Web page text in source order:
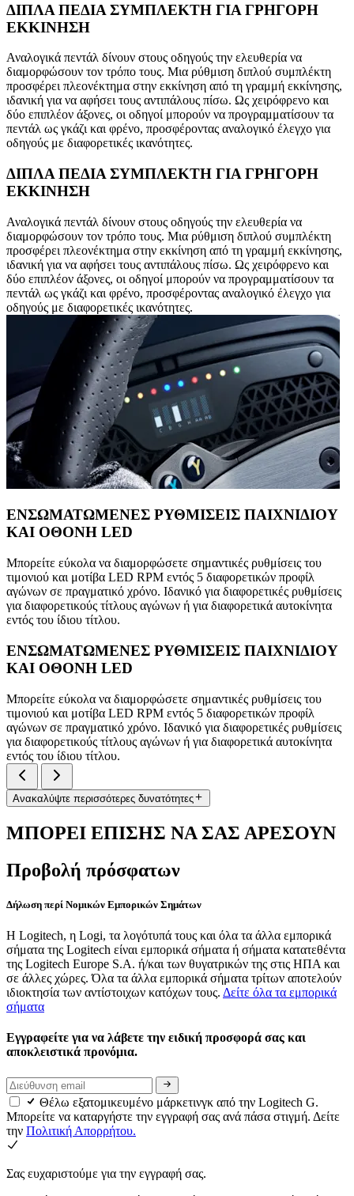
ΔΙΠΛΑ ΠΕΔΙΑ ΣΥΜΠΛΕΚΤΗ ΓΙΑ ΓΡΗΓΟΡΗ
ΕΚΚΙΝΗΣΗ
Αναλογικά πεντάλ δίνουν στους οδηγούς την ελευθερία να
διαμορφώσουν τον τρόπο τους. Μια ρύθμιση διπλού συμπλέκτη
προσφέρει πλεονέκτημα στην εκκίνηση από τη γραμμή εκκίνησης,
ιδανική για να αφήσει τους αντιπάλους πίσω. Ως χειρόφρενο και
δύο επιπλέον άξονες, οι οδηγοί μπορούν να προγραμματίσουν τα
πεντάλ ως γκάζι και φρένο, προσφέροντας αναλογικό έλεγχο για
οδηγούς με διαφορετικές ικανότητες.
ΔΙΠΛΑ ΠΕΔΙΑ ΣΥΜΠΛΕΚΤΗ ΓΙΑ ΓΡΗΓΟΡΗ
ΕΚΚΙΝΗΣΗ
Αναλογικά πεντάλ δίνουν στους οδηγούς την ελευθερία να
διαμορφώσουν τον τρόπο τους. Μια ρύθμιση διπλού συμπλέκτη
προσφέρει πλεονέκτημα στην εκκίνηση από τη γραμμή εκκίνησης,
ιδανική για να αφήσει τους αντιπάλους πίσω. Ως χειρόφρενο και
δύο επιπλέον άξονες, οι οδηγοί μπορούν να προγραμματίσουν τα
πεντάλ ως γκάζι και φρένο, προσφέροντας αναλογικό έλεγχο για
οδηγούς με διαφορετικές ικανότητες.
ΕΝΣΩΜΑΤΩΜΕΝΕΣ ΡΥΘΜΙΣΕΙΣ ΠΑΙΧΝΙΔΙΟΥ
ΚΑΙ ΟΘΟΝΗ LED
Μπορείτε εύκολα να διαμορφώσετε σημαντικές ρυθμίσεις του
τιμονιού και μοτίβα LED RPM εντός 5 διαφορετικών προφίλ
αγώνων σε πραγματικό χρόνο. Ιδανικό για διαφορετικές ρυθμίσεις
για διαφορετικούς τίτλους αγώνων ή για διαφορετικά αυτοκίνητα
εντός του ίδιου τίτλου.
ΕΝΣΩΜΑΤΩΜΕΝΕΣ ΡΥΘΜΙΣΕΙΣ ΠΑΙΧΝΙΔΙΟΥ
ΚΑΙ ΟΘΟΝΗ LED
Μπορείτε εύκολα να διαμορφώσετε σημαντικές ρυθμίσεις του
τιμονιού και μοτίβα LED RPM εντός 5 διαφορετικών προφίλ
αγώνων σε πραγματικό χρόνο. Ιδανικό για διαφορετικές ρυθμίσεις
για διαφορετικούς τίτλους αγώνων ή για διαφορετικά αυτοκίνητα
εντός του ίδιου τίτλου.
Ανακαλύψτε περισσότερες δυνατότητες
ΜΠΟΡΕΙ ΕΠΙΣΗΣ ΝΑ ΣΑΣ ΑΡΕΣΟΥΝ
Προβολή πρόσφατων
Δήλωση περί Νομικών Εμπορικών Σημάτων
Η Logitech, η Logi, τα λογότυπά τους και όλα τα άλλα εμπορικά
σήματα της Logitech είναι εμπορικά σήματα ή σήματα κατατεθέντα
της Logitech Europe S.A. ή/και των θυγατρικών της στις ΗΠΑ και
σε άλλες χώρες. Όλα τα άλλα εμπορικά σήματα τρίτων αποτελούν
ιδιοκτησία των αντίστοιχων κατόχων τους. Δείτε όλα τα εμπορικά
σήματα
Εγγραφείτε για να λάβετε την ειδική προσφορά σας και
αποκλειστικά προνόμια.
Θέλω εξατομικευμένο μάρκετινγκ από την Logitech G.
Μπορείτε να καταργήστε την εγγραφή σας ανά πάσα στιγμή. Δείτε
την Πολιτική Απορρήτου.
Σας ευχαριστούμε για την εγγραφή σας.